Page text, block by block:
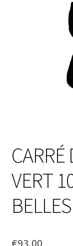
CARRÉ
VERT
€93,00